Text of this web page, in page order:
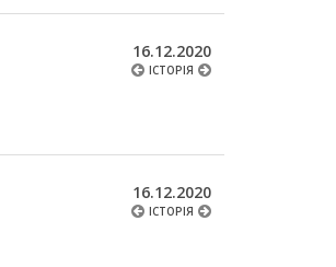
16.12.2020
ІСТОРІЯ
16.12.2020
ІСТОРІЯ